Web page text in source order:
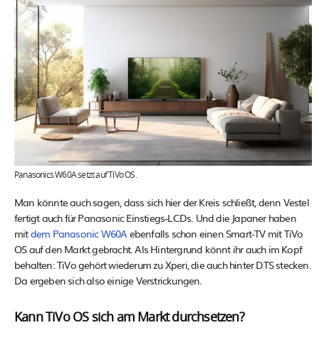
Panasonics W60A setzt auf TiVo OS.
Man könnte auch sagen, dass sich hier der Kreis schließt, denn Vestel
fertigt auch für Panasonic Einstiegs-LCDs. Und die Japaner haben
mitdem Panasonic W60A ebenfalls schon einen Smart-TV mit TiVo
OS auf den Markt gebracht. Als Hintergrund könnt ihr auch im Kopf
behalten: TiVo gehört wiederum zu Xperi, die auch hinter DTS stecken.
Da ergeben sich also einige Verstrickungen.
Kann TiVo OS sich am Markt durchsetzen?